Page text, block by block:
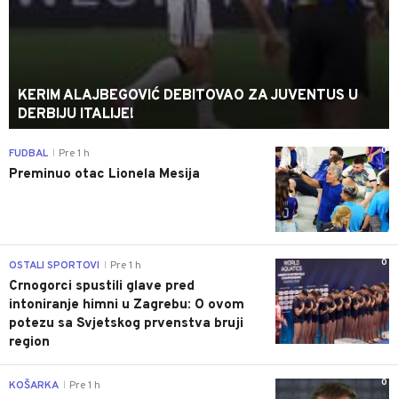
KERIM ALAJBEGOVIĆ DEBITOVAO ZA JUVENTUS U
DERBIJU ITALIJE!
0
FUDBAL Pre 1 h
Preminuo otac Lionela Mesija
0
OSTALI SPORTOVI Pre 1 h
Crnogorci spustili glave pred
intoniranje himni u Zagrebu: O ovom
potezu sa Svjetskog prvenstva bruji
region
0
KOŠARKA Pre 1 h